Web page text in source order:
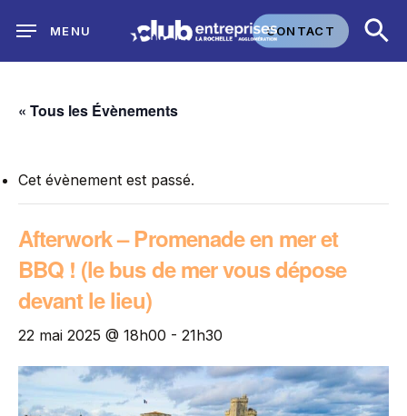
main
CONTACT
MENU
« Tous les Évènements
Cet évènement est passé.
Afterwork – Promenade en mer et
BBQ ! (le bus de mer vous dépose
devant le lieu)
22 mai 2025 @ 18h00 - 21h30